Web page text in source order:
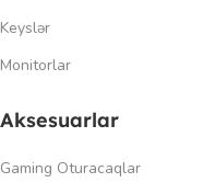
Keyslər
Monitorlar
Aksesuarlar
Gaming Oturacaqlar